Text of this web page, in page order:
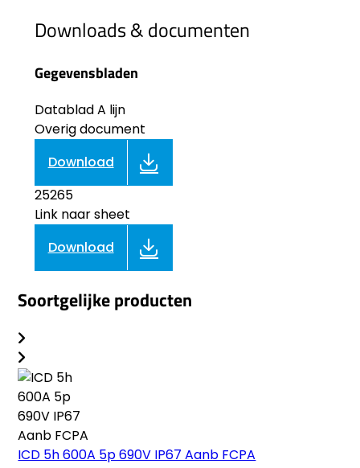
Downloads & documenten
Gegevensbladen
Datablad A lijn
Overig document
Download
25265
Link naar sheet
Download
Soortgelijke producten
ICD 5h 600A 5p 690V IP67 Aanb FCPA